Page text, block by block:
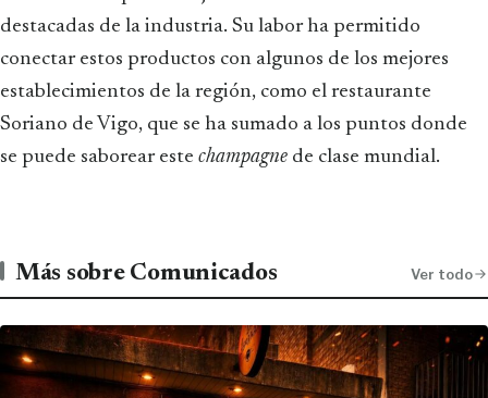
destacadas de la industria. Su labor ha permitido
conectar estos productos con algunos de los mejores
establecimientos de la región, como el restaurante
Soriano de Vigo, que se ha sumado a los puntos donde
se puede saborear este champagne de clase mundial.
Más sobre Comunicados Ver todo